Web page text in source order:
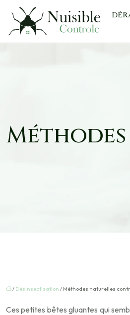
/ Désinsectisation / Méthodes naturelles
Ces petites bêtes gluantes qui